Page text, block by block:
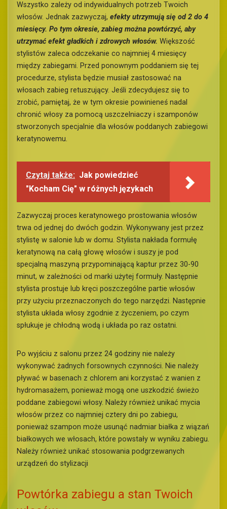
Wszystko zależy od indywidualnych potrzeb Twoich
włosów. Jednak zazwyczaj, efekty utrzymują się od 2 do 4
miesięcy. Po tym okresie, zabieg można powtórzyć, aby
utrzymać efekt gładkich i zdrowych włosów. Większość
stylistów zaleca odczekanie co najmniej 4 miesięcy
między zabiegami. Przed ponownym poddaniem się tej
procedurze, stylista będzie musiał zastosować na
włosach zabieg retuszujący. Jeśli zdecydujesz się to
zrobić, pamiętaj, że w tym okresie powinieneś nadal
chronić włosy za pomocą uszczelniaczy i szamponów
stworzonych specjalnie dla włosów poddanych zabiegowi
keratynowemu.
Czytaj także: Jak powiedzieć
"Kocham Cię" w różnych językach
Zazwyczaj proces keratynowego prostowania włosów
trwa od jednej do dwóch godzin. Wykonywany jest przez
stylistę w salonie lub w domu. Stylista nakłada formułę
keratynową na całą głowę włosów i suszy je pod
specjalną maszyną przypominającą kaptur przez 30-90
minut, w zależności od marki użytej formuły. Następnie
stylista prostuje lub kręci poszczególne partie włosów
przy użyciu przeznaczonych do tego narzędzi. Następnie
stylista układa włosy zgodnie z życzeniem, po czym
spłukuje je chłodną wodą i układa po raz ostatni.
Po wyjściu z salonu przez 24 godziny nie należy
wykonywać żadnych forsownych czynności. Nie należy
pływać w basenach z chlorem ani korzystać z wanien z
hydromasażem, ponieważ mogą one uszkodzić świeżo
poddane zabiegowi włosy. Należy również unikać mycia
włosów przez co najmniej cztery dni po zabiegu,
ponieważ szampon może usunąć nadmiar białka z wiązań
białkowych we włosach, które powstały w wyniku zabiegu.
Należy również unikać stosowania podgrzewanych
urządzeń do stylizacji
Powtórka zabiegu a stan Twoich